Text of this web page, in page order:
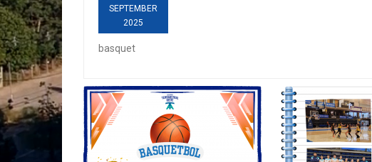
SEPTEMBER
2025
basquet